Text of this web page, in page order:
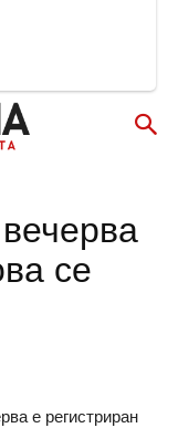
се
е регистриран